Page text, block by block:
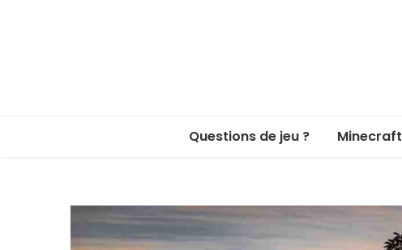
Questions de jeu ? Minecraft